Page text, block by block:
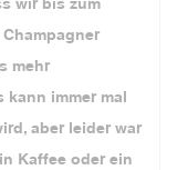
wir bis zum
mehr
kann immer mal
aber leider war
Kaffee oder ein